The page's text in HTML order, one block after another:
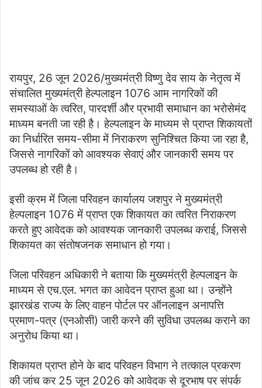
रायपुर, 26 जून 2026/मुख्यमंत्री विष्णु देव साय के नेतृत्व में
संचालित मुख्यमंत्री हेल्पलाइन 1076 आम नागरिकों की
समस्याओं के त्वरित, पारदर्शी और प्रभावी समाधान का भरोसेमंद
माध्यम बनती जा रही है। हेल्पलाइन के माध्यम से प्राप्त शिकायतों
का निर्धारित समय-सीमा में निराकरण सुनिश्चित किया जा रहा है,
जिससे नागरिकों को आवश्यक सेवाएं और जानकारी समय पर
उपलब्ध हो रही है।
इसी क्रम में जिला परिवहन कार्यालय जशपुर ने मुख्यमंत्री
हेल्पलाइन 1076 में प्राप्त एक शिकायत का त्वरित निराकरण
करते हुए आवेदक को आवश्यक जानकारी उपलब्ध कराई, जिससे
शिकायत का संतोषजनक समाधान हो गया।
जिला परिवहन अधिकारी ने बताया कि मुख्यमंत्री हेल्पलाइन के
माध्यम से एच.एल. भगत का आवेदन प्राप्त हुआ था। उन्होंने
झारखंड राज्य के लिए वाहन पोर्टल पर ऑनलाइन अनापत्ति
प्रमाण-पत्र (एनओसी) जारी करने की सुविधा उपलब्ध कराने का
अनुरोध किया था।
शिकायत प्राप्त होने के बाद परिवहन विभाग ने तत्काल प्रकरण
की जांच कर 25 जून 2026 को आवेदक से दूरभाष पर संपर्क